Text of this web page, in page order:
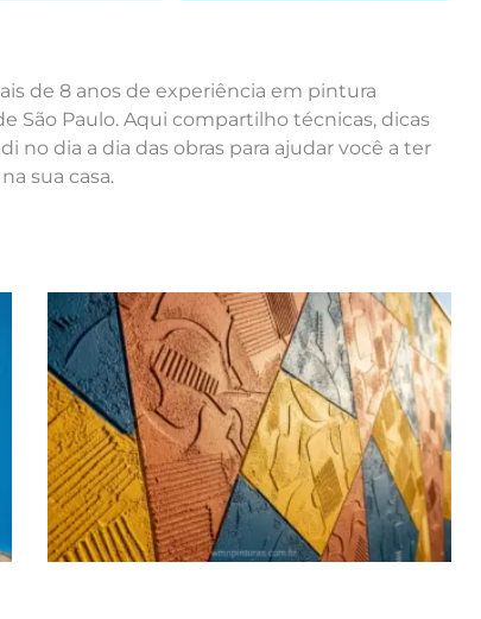
de 8 anos de experiência em pintura
São Paulo. Aqui compartilho técnicas, dicas
no dia a dia das obras para ajudar você a ter
sua casa.